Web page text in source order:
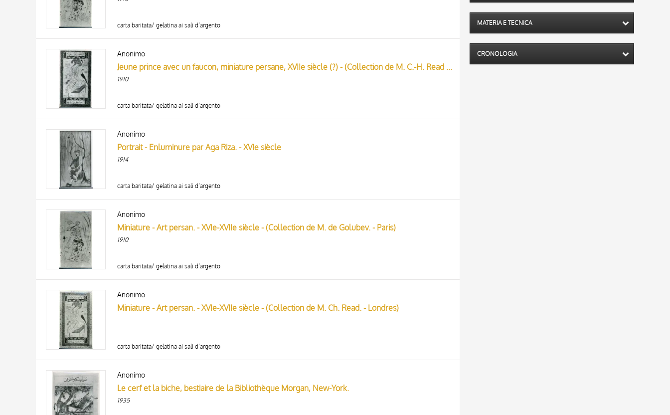
MATERIA E TECNICA
DATA
carta baritata/ gelatina ai sali d’argento
Anonimo
Jeune prince avec un faucon, miniature persane, XVIIe siècle (?) - (Collection de M. C.-H. Read Londres.
1910
carta baritata/ gelatina ai sali d’argento
Anonimo
Portrait - Enluminure par Aga Riza. - XVIe siècle
1914
carta baritata/ gelatina ai sali d’argento
Anonimo
Miniature - Art persan. - XVIe-XVIIe siècle - (Collection de M. de Golubev. - Paris)
1910
carta baritata/ gelatina ai sali d’argento
Anonimo
Miniature - Art persan. - XVIe-XVIIe siècle - (Collection de M. Ch. Read. - Londres)
carta baritata/ gelatina ai sali d’argento
Anonimo
Le cerf et la biche, bestiaire de la Bibliothèque Morgan, New-York.
1935
MATERIA E TECNICA
CRONOLOGIA